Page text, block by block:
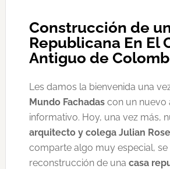
Construcción de
Republicana En El
Antiguo de
Les damos la bienvenida una
Mundo Fachadas con un nuevo
informativo. Hoy, una vez más,
arquitecto y colega Julian
comparte algo muy especial, se
reconstrucción de una casa